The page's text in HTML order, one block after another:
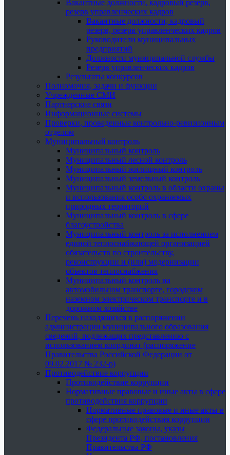
Вакантные должности, кадровый резерв,
резерв управленческих кадров
Вакантные должности, кадровый
резерв, резерв управленческих кадров
Руководители муниципальных
предприятий
Должности муниципальной службы
Резерв управленческих кадров
Результаты конкурсов
Полномочия, задачи и функции
Учрежденные СМИ
Партнерские связи
Информационные системы
Проверки, проведенные контрольно-ревизионным
отделом
Муниципальный контроль
Муниципальный контроль
Муниципальный лесной контроль
Муниципальный жилищный контроль
Муниципальный земельный контроль
Муниципальный контроль в области охраны
и использования особо охраняемых
природных территорий
Муниципальный контроль в сфере
благоустройства
Муниципальный контроль за исполнением
единой теплоснабжающей организацией
обязательств по строительству,
реконструкции и (или) модернизации
объектов теплоснабжения
Муниципальный контроль на
автомобильном транспорте, городском
наземном электрическом транспорте и в
дорожном хозяйстве
Перечень находящихся в распоряжении
администрации муниципального образования
сведений, подлежащих представлению с
использованием координат (распоряжение
Правительства Российской Федерации от
09.02.2017 № 232-р)
Противодействие коррупции
Противодействие коррупции
Нормативные правовые и иные акты в сфере
противодействия коррупции
Нормативные правовые и иные акты в
сфере противодействия коррупции
Федеральные законы, указы
Президента РФ, постановления
Правительства РФ